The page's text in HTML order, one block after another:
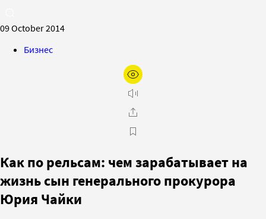
09 October 2014
Бизнес
Как по рельсам: чем зарабатывает на
жизнь сын генерального прокурора
Юрия Чайки